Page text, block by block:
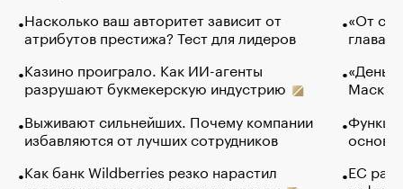
Насколько ваш авторитет зависит от
атрибутов престижа? Тест для лидеров
Казино проиграло. Как ИИ-агенты
разрушают букмекерскую индустрию
Выживают сильнейших. Почему компании
избавляются от лучших сотрудников
Как банк Wildberries резко нарастил
«От
глава
Маск в
основ
ЕС